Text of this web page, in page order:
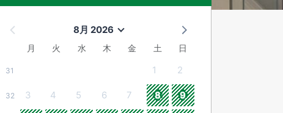
8月 2026
月 火 水 木 金 土 日
31 1 2
32 3 4 5 6 7 8 9